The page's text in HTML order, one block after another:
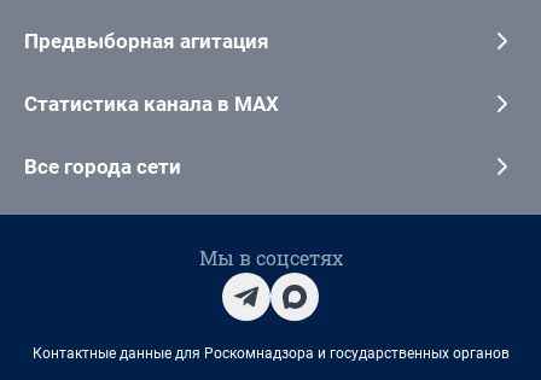
Предвыборная агитация
Статистика канала в MAX
Все города сети
Мы в соцсетях
Контактные данные для Роскомнадзора и государственных органов